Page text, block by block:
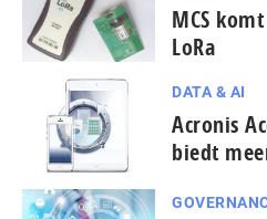
MCS
LoRa
DATA & AI
Acronis
biedt